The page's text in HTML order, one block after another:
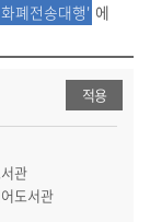
폐전송대행' 에
관
도서관
적용